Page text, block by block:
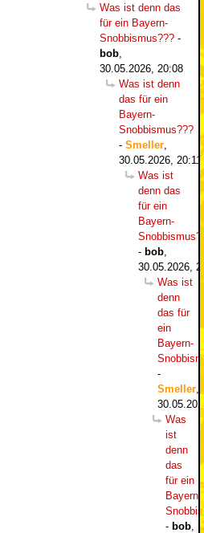
Was ist denn das
für ein Bayern-
Snobbismus??? -
bob
30.05.2026, 20:08
Was ist denn
das für ein
Bayern-
Snobbismus???
- Smeller
30.05.2026, 20:11
Was ist
denn das
für ein
Bayern-
- bob
30.05.2026,
Was ist
denn
das für
ein
Bayern-
-
Smeller
Was
ist
denn
das
für ein
Bayern-
- bob